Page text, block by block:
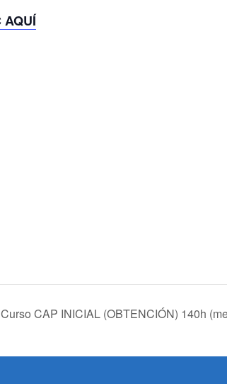
AQUÍ
Curso CAP INICIAL (OBTENCIÓN) 140h